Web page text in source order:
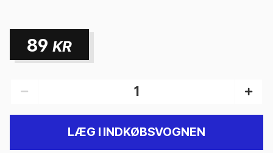
89 KR
LÆG I INDKØBSVOGNEN